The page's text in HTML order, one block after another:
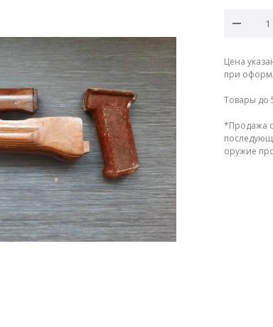
Цена
при
Товары до
*Продажа
оружие